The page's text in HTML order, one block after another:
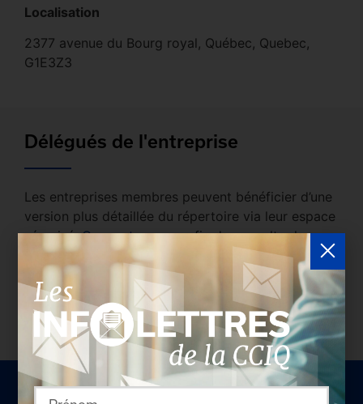
Localisation
2377 avenue du Bourg royal, Québec, Quebec,
G1E3Z3
Délégués de l'entreprise
Les entreprises membres peuvent bénéficier d’une
version plus détaillée du répertoire via leur espace
sécurisé.Connectez-vousafin de consulter le
profil complet des entreprises incluant les
coordonnées des délégués inscrits. Vous n'êtes
pas membre? N'attendez plus et
devenez membre!